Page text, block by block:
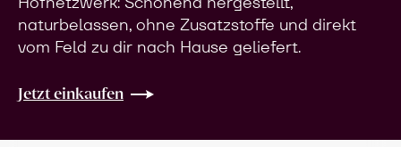
naturbelassen, ohne Zusatzstoffe und direkt
vom Feld zu dir nach Hause geliefert.
Jetzt einkaufen